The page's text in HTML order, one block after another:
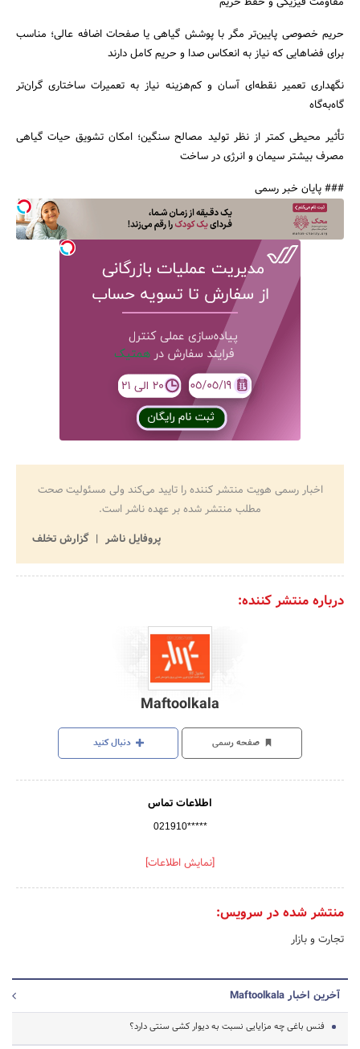
حریم خصوصی پایین‌تر مگر با پوشش گیاهی یا صفحات اضافه عالی؛ مناسب
برای فضاهایی که نیاز به انعکاس صدا و حریم کامل دارند
نگهداری تعمیر نقطه‌ای آسان و کم‌هزینه نیاز به تعمیرات ساختاری گران‌تر
گاه‌به‌گاه
تأثیر محیطی کمتر از نظر تولید مصالح سنگین؛ امکان تشویق حیات گیاهی
مصرف بیشتر سیمان و انرژی در ساخت
### پایان خبر رسمی
اخبار رسمی هویت منتشر کننده را تایید می‌کند ولی مسئولیت صحت
مطلب منتشر شده بر عهده ناشر است.
پروفایل ناشر
گزارش تخلف
درباره منتشر کننده:
Maftoolkala
صفحه رسمی دنبال کنید
اطلاعات تماس
021910*****
[نمایش اطلاعات]
منتشر شده در سرویس:
تجارت و بازار
آخرین اخبار Maftoolkala
فنس باغی چه مزایایی نسبت به دیوار کشی سنتی دارد؟